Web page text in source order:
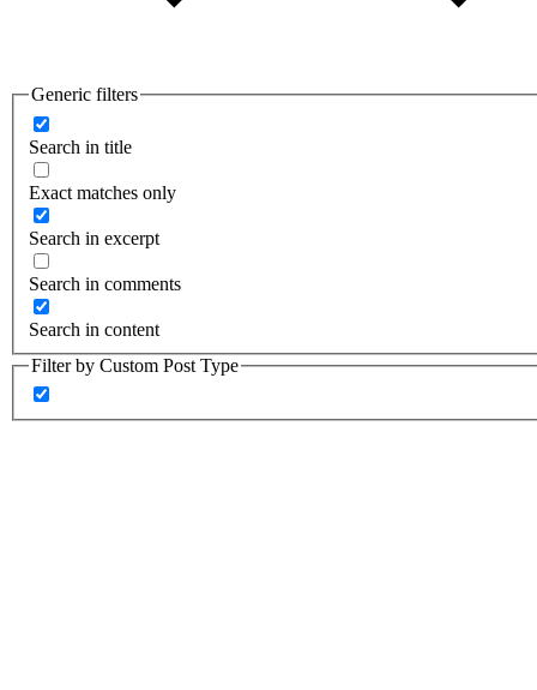
Generic filters
Search in title
Exact matches only
Search in excerpt
Search in comments
Search in content
Filter by Custom Post Type